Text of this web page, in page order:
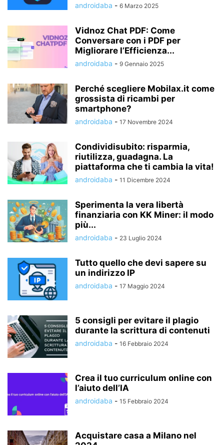
androidaba - 6 Marzo 2025
Vidnoz Chat PDF: Come
Conversare con i PDF per
Migliorare l’Efficienza...
androidaba - 9 Gennaio 2025
Perché scegliere Mobilax.it come
grossista di ricambi per
smartphone?
androidaba - 17 Novembre 2024
Condividisubito: risparmia,
riutilizza, guadagna. La
piattaforma che ti cambia la vita!
androidaba - 11 Dicembre 2024
Sperimenta la vera libertà
finanziaria con KK Miner: il modo
più...
androidaba - 23 Luglio 2024
Tutto quello che devi sapere su
un indirizzo IP
androidaba - 17 Maggio 2024
5 consigli per evitare il plagio
durante la scrittura di contenuti
androidaba - 16 Febbraio 2024
Crea il tuo curriculum online con
l’aiuto dell’IA
androidaba - 15 Febbraio 2024
Acquistare casa a Milano nel